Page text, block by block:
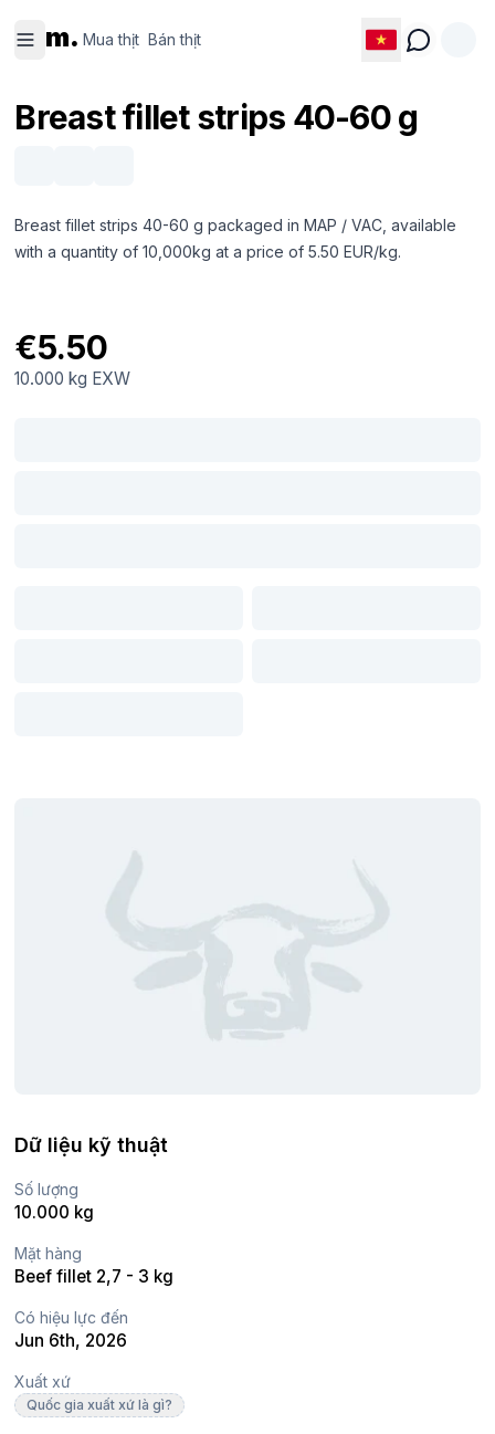
m. Mua thịt Bán thịt
Breast fillet strips 40-60 g
Breast fillet strips 40-60 g packaged in MAP / VAC, available
with a quantity of 10,000kg at a price of 5.50 EUR/kg.
€5.50
10.000 kg EXW
Dữ liệu kỹ thuật
Số lượng
10.000 kg
Mặt hàng
Beef fillet 2,7 - 3 kg
Có hiệu lực đến
Jun 6th, 2026
Xuất xứ
Quốc gia xuất xứ là gì?